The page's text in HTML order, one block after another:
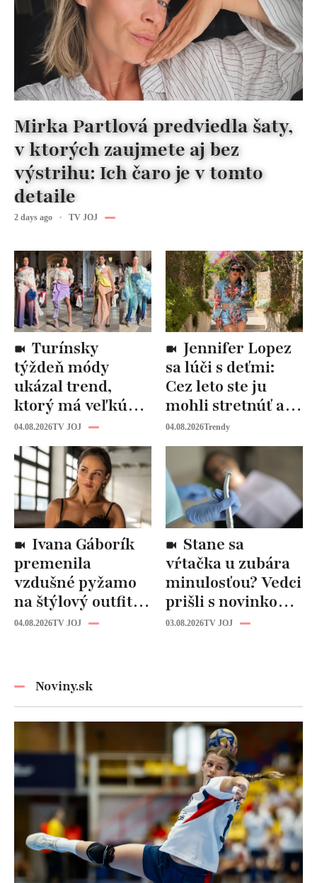
Mirka Partlová predviedla šaty,
v ktorých zaujmete aj bez
výstrihu: Ich čaro je v tomto
detaile
2 days ago TV JOJ
týždeň módy
ukázal trend,
ktorý má veľkú
budúcnosť: Počuli
ste už o tomto
materiáli?
04.08.2026TV JOJ
sa lúči s deťmi:
Cez leto ste ju
mohli stretnúť aj
vy!
04.08.2026Trendy
premenila
vzdušné pyžamo
na štýlový outfit:
Tento trik vás
04.08.2026TV JOJ
vŕtačka u zubára
minulosťou? Vedci
prišli s novinkou,
ktorá by mohla
03.08.2026TV JOJ
Noviny.sk